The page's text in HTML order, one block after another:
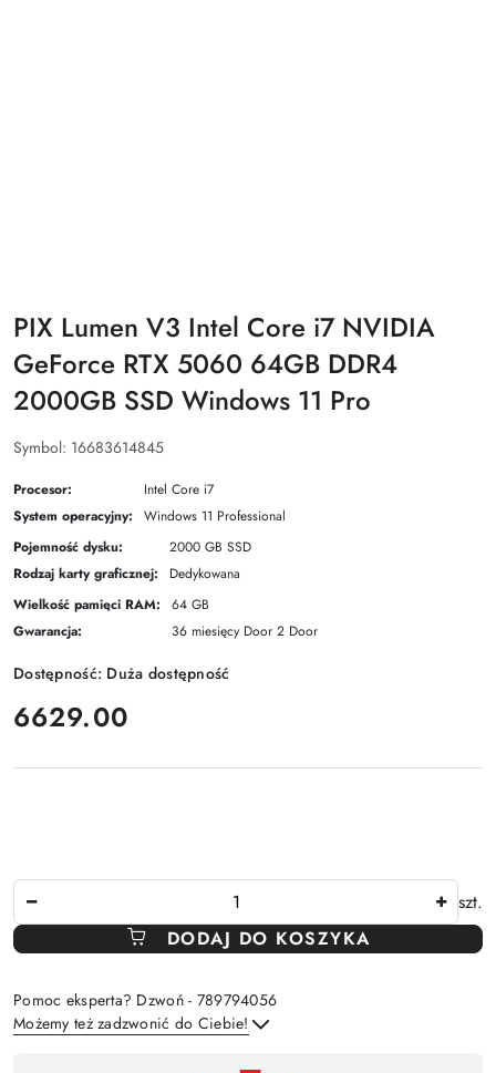
PIX Lumen V3 Intel Core i7 NVIDIA
GeForce RTX 5060 64GB DDR4
2000GB SSD Windows 11 Pro
Symbol: 16683614845
Procesor:
Intel Core i7
System operacyjny:
Windows 11 Professional
Pojemność dysku:
2000 GB SSD
Rodzaj karty graficznej:
Dedykowana
Wielkość pamięci RAM:
64 GB
Gwarancja:
36 miesięcy Door 2 Door
Dostępność: Duża dostępność
cena:
6629.00
szt.
DODAJ DO KOSZYKA
Pomoc eksperta? Dzwoń - 789794056
Możemy też zadzwonić do Ciebie!